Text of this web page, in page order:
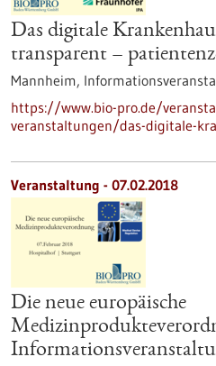
Das digitale
transparent –
Mannheim,
https://www.bio-pro.de/
veranstaltungen/das-digitale-
Veranstaltung - 07.02.2018
Die neue europäische